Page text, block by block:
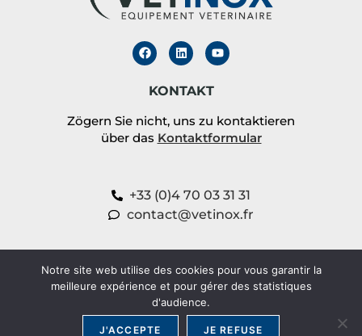
KONTAKT
Zögern Sie nicht, uns zu kontaktieren
über das Kontaktformular
+33 (0)4 70 03 31 31
contact@vetinox.fr
PRODUKTGARANTIE
PRODUKTGARANTIE
Notre site web utilise des cookies pour vous garantir la
meilleure expérience et pour gérer des statistiques
d'audience.
J'ACCEPTE JE REFUSE